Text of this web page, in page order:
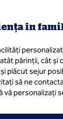
în
părinții, cât și
plăcut sejur
să ne
vă personalizați